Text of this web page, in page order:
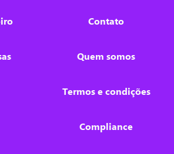
Contato
Quem somos
Termos e condições
Compliance